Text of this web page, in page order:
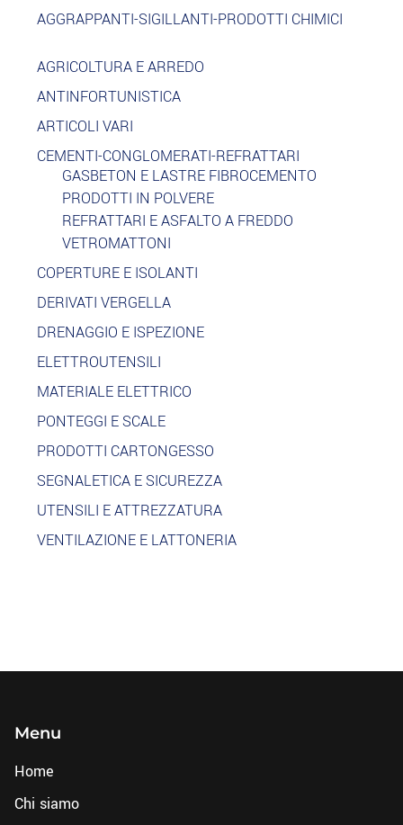
AGGRAPPANTI-SIGILLANTI-PRODOTTI CHIMICI
AGRICOLTURA E ARREDO
ANTINFORTUNISTICA
ARTICOLI VARI
CEMENTI-CONGLOMERATI-REFRATTARI
GASBETON E LASTRE FIBROCEMENTO
PRODOTTI IN POLVERE
REFRATTARI E ASFALTO A FREDDO
VETROMATTONI
COPERTURE E ISOLANTI
DERIVATI VERGELLA
DRENAGGIO E ISPEZIONE
ELETTROUTENSILI
MATERIALE ELETTRICO
PONTEGGI E SCALE
PRODOTTI CARTONGESSO
SEGNALETICA E SICUREZZA
UTENSILI E ATTREZZATURA
VENTILAZIONE E LATTONERIA
Menu
Home
Chi siamo